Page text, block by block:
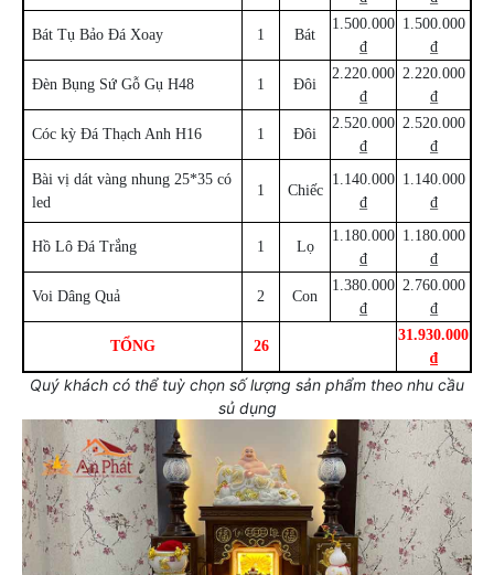
Bát Tụ Bảo Đá Xoay 1 Bát
1.500.000
₫
1.500.000
₫
Đèn Bụng Sứ Gỗ Gụ H48 1 Đôi
2.220.000
₫
2.220.000
₫
Cóc kỳ Đá Thạch Anh H16 1 Đôi
2.520.000
₫
2.520.000
₫
Bài vị dát vàng nhung 25*35 có
led
1 Chiếc
1.140.000
₫
1.140.000
₫
Hồ Lô Đá Trắng 1 Lọ
1.180.000
₫
1.180.000
₫
Voi Dâng Quả 2 Con
1.380.000
₫
2.760.000
₫
TỔNG 26
31.930.000
₫
Quý khách có thể tuỳ chọn số lượng sản phẩm theo nhu cầu
sủ dụng